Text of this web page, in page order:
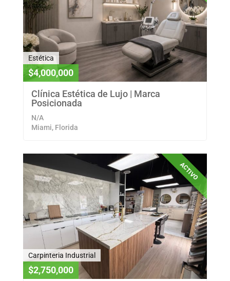
Estética
$4,000,000
Clínica Estética de Lujo | Marca
Posicionada
N/A
Miami, Florida
ACTIVO
Carpinteria Industrial
$2,750,000